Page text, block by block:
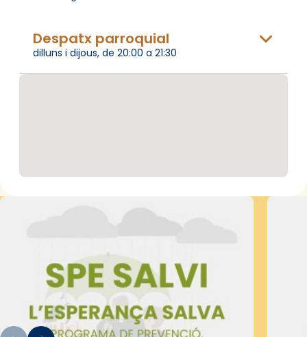
Despatx parroquial
dilluns i dijous, de 20:00 a 21:30